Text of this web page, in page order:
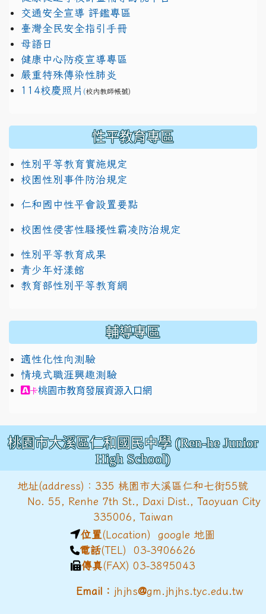
交通安全宣導 評鑑專區
臺灣全民安全指引手冊
母語日
健康中心防疫宣導專區
嚴重特殊傳染性肺炎
114校慶照片 (校內教師帳號)
性平教育專區
性別平等教育實施規定
校園性別事件防治規定
仁和國中性平會設置要點
校園性侵害性騷擾性霸凌防治規定
性別平等教育成果
青少年好漾館
教育部性別平等教育網
輔導專區
適性化性向測驗
情境式職涯興趣測驗
link to https://exam.career.ntnu.edu.tw/cit/
卡桃園市教育發展資源入口網
桃園市大溪區仁和國民中學 (Ren-he Junior
High School)
地址(address)：335 桃園市大溪區仁和七街55號
No. 55, Renhe 7th St., Daxi Dist., Taoyuan City
335006, Taiwan
位置(Location) google 地圖
電話(TEL) 03-3906626
傳真(FAX) 03-3895043
Email： jhjhs@gm.jhjhs.tyc.edu.tw